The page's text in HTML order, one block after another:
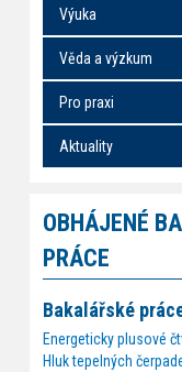
Výuka
Věda a výzkum
Pro praxi
Aktuality
OBHÁJENÉ
PRÁCE
Bakalářské
Energeticky plusové
Hluk tepelných